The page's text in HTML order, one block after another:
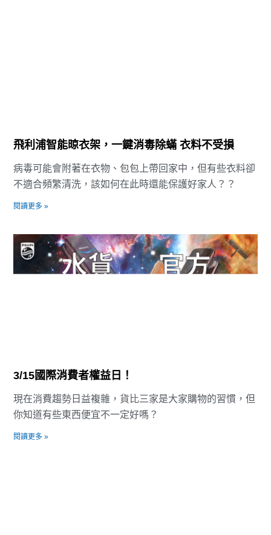
飛利浦智能晾衣架，一鍵消毒除蟎 衣料不受損
病毒可能會附著在衣物、包包上帶回家中，但有些衣料卻
不適合頻繁清洗，該如何在此時還能保護好家人？？
閱讀更多 »
3/15國際消費者權益日！
現在消費趨勢日益複雜，貨比三家是大家購物的習慣，但
你知道有些東西便宜不一定好嗎？
閱讀更多 »